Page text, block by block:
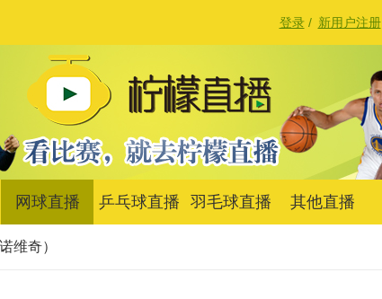
登录/ 新用户注册
网球直播 乒乓球直播 羽毛球直播 其他直播
维奇）